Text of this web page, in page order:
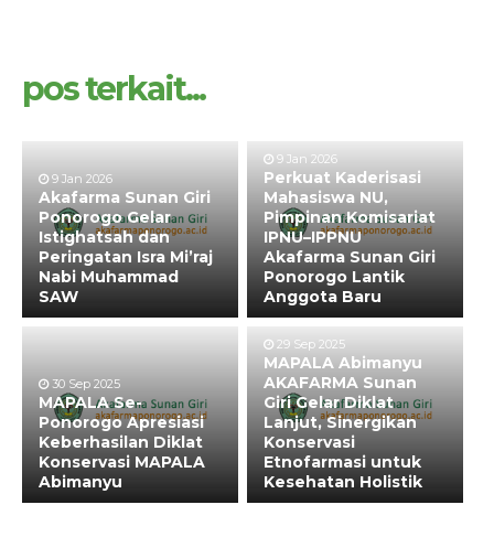
pos terkait...
9 Jan 2026
Akafarma Sunan Giri
Ponorogo Gelar
Istighatsah dan
Peringatan Isra Mi’raj
Nabi Muhammad
SAW
9 Jan 2026
Perkuat Kaderisasi
Mahasiswa NU,
Pimpinan Komisariat
IPNU–IPPNU
Akafarma Sunan Giri
Ponorogo Lantik
Anggota Baru
30 Sep 2025
MAPALA Se-
Ponorogo Apresiasi
Keberhasilan Diklat
Konservasi MAPALA
Abimanyu
29 Sep 2025
MAPALA Abimanyu
AKAFARMA Sunan
Giri Gelar Diklat
Lanjut, Sinergikan
Konservasi
Etnofarmasi untuk
Kesehatan Holistik